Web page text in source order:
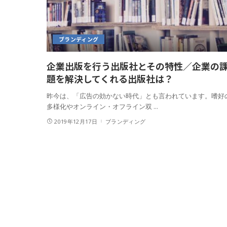
ブランディング
企業出版を行う出版社とその特性／企業の
題を解決してくれる出版社は？
昨今は、「広告の効かない時代」とも言われています。嗜好
多様化やオンライン・オフライン双 ...
2019年12月17日 ブランディング